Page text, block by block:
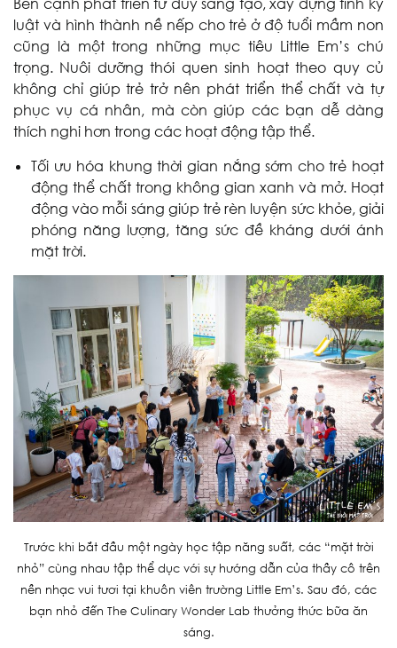
luật và hình thành nề nếp cho trẻ ở độ tuổi mầm non
cũng là một trong những mục tiêu Little Em’s chú
trọng. Nuôi dưỡng thói quen sinh hoạt theo quy củ
không chỉ giúp trẻ trở nên phát triển thể chất và tự
phục vụ cá nhân, mà còn giúp các bạn dễ dàng
thích nghi hơn trong các hoạt động tập thể.
Tối ưu hóa khung thời gian nắng sớm cho trẻ hoạt
động thể chất trong không gian xanh và mở. Hoạt
động vào mỗi sáng giúp trẻ rèn luyện sức khỏe, giải
phóng năng lượng, tăng sức đề kháng dưới ánh
mặt trời.
Trước khi bắt đầu một ngày học tập năng suất, các “mặt trời
nhỏ” cùng nhau tập thể dục với sự hướng dẫn của thầy cô trên
nền nhạc vui tươi tại khuôn viên trường Little Em’s. Sau đó, các
bạn nhỏ đến The Culinary Wonder Lab thưởng thức bữa ăn
sáng.